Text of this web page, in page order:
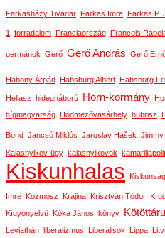
Farkasházy Tivadar Farkas Imre Farkas P.
1 forradalom Franciaország Francois
germánok Gerő Gerő András Gerő
Habony Árpád Habsburg Albert Habsburg
Hellasz hidegháború Horn-kormány
hígmagyarság
Hódmezővásárhely hübrisz
Bond Jancsó Miklós Jaroslav Hašek
Kalasnyikov-ügy kalasnyikovok
Kiskunhalas Kiskunság
Imre Kozmosz Krajina Krisztyán Tódor
Kígyónyelvű
Kóka János könyv
Leviathán
liberalizmus Liberálisok Lippa